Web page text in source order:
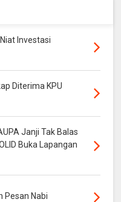
Investasi
Diterima KPU
Janji Tak Balas
Buka Lapangan
Pesan Nabi